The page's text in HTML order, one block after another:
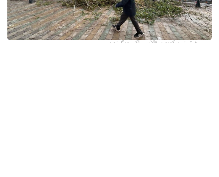
فوتو: وسكەمەن قالاسى اكىمدىگىنەن